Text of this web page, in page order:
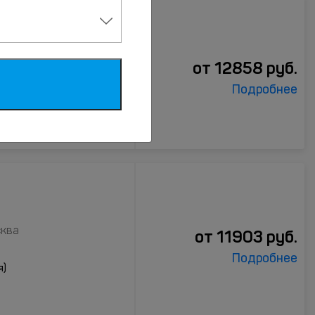
Hotel
дом 12, Москва от 12858 руб.
Подробнее
от 11903 руб.
Подробнее